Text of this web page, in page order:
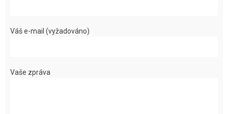
Váš e-mail (vyžadováno)
Vaše zpráva